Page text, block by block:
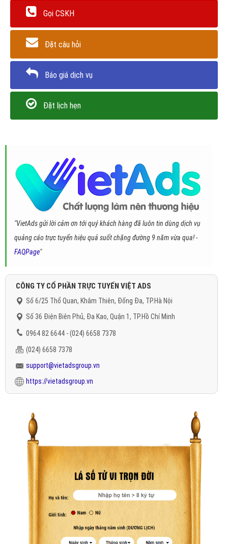
Gọi CSKH
Đặt câu hỏi
Báo giá dịch vụ
Đặt lịch hẹn
"VietAds gửi lời cảm ơn tới quý khách hàng đã luôn tin dùng dịch vụ
quảng cáo trực tuyến hiệu quả suốt chặng đường 9 năm vừa qua! -
FAQPage"
CÔNG TY CỔ PHẦN TRỰC TUYẾN VIỆT ADS
Số 6/25 Thổ Quan, Khâm Thiên, Đống Đa, TP.Hà Nội
Số 36 Điện Biên Phủ, Đa Kao, Quận 1, TP.Hồ Chí Minh
0964 82 6644 - (024) 6658 7378
(024) 6658 7378
support@vietadsgroup.vn
https://vietadsgroup.vn